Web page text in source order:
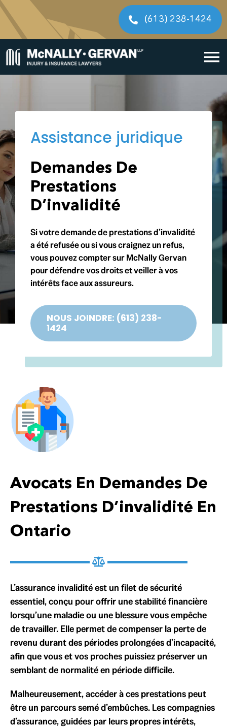
Skip
to
content
(613) 238-1424
Type de Dossiers
Assistance juridique
Demandes De
Prestations
D’invalidité
Si votre demande de prestations d’invalidité
a été refusée ou si vous craignez un refus,
vous pouvez compter sur McNally Gervan
pour défendre vos droits et veiller à vos
intérêts face aux assureurs.
NOUS JOINDRE: (613) 238-
1424
Avocats En Demandes De
Prestations D’invalidité En
Ontario
L’assurance invalidité est un filet de sécurité
essentiel, conçu pour offrir une stabilité financière
lorsqu’une maladie ou une blessure vous empêche
de travailler. Elle permet de compenser la perte de
revenu durant des périodes prolongées d’incapacité,
afin que vous et vos proches puissiez préserver un
semblant de normalité en période difficile.
Malheureusement, accéder à ces prestations peut
être un parcours semé d’embûches. Les compagnies
d’assurance, guidées par leurs propres intérêts,